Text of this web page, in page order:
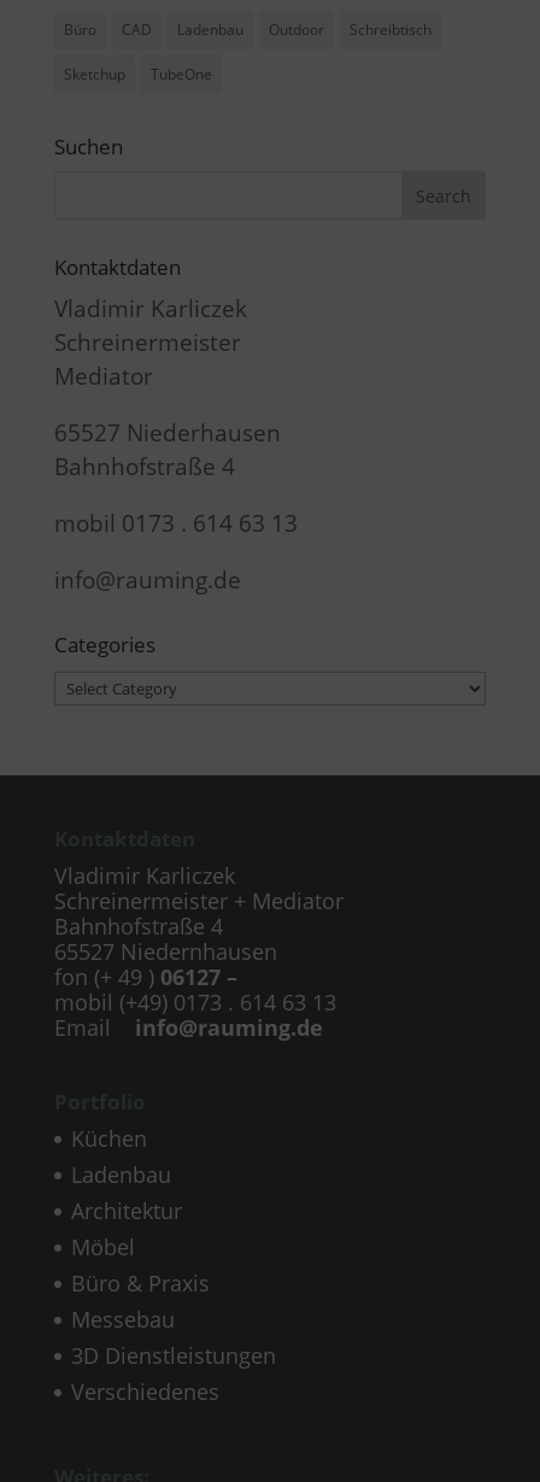
Büro CAD Ladenbau Outdoor Schreibtisch
Sketchup TubeOne
Suchen
Kontaktdaten
Vladimir Karliczek
Schreinermeister
Mediator
65527 Niederhausen
Bahnhofstraße 4
mobil 0173 . 614 63 13
info@rauming.de
Categories
Categories
Vladimir Karliczek
Schreinermeister + Mediator
Bahnhofstraße 4
65527 Niedernhausen
fon (+ 49 ) 06127 –
mobil (+49) 0173 . 614 63 13
Email info@rauming.de
Küchen
Ladenbau
Architektur
Möbel
Büro & Praxis
Messebau
3D Dienstleistungen
Verschiedenes